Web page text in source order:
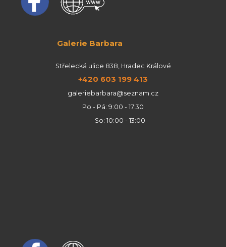
Galerie Barbara
Střelecká ulice 838, Hradec Králové
+420 603 199 413
galeriebarbara@seznam.cz
Po - Pá: 9:00 - 17:30
So: 10:00 - 13:00